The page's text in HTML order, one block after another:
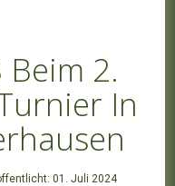
2.
In
01. Juli 2024